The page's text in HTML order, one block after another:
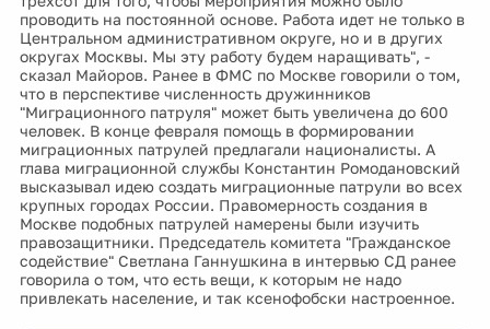
проводить на постоянной основе. Работа идет не только в
Центральном административном округе, но и в других
округах Москвы. Мы эту работу будем наращивать", -
сказал Майоров. Ранее в ФМС по Москве говорили о том,
что в перспективе численность дружинников
"Миграционного патруля" может быть увеличена до 600
человек. В конце февраля помощь в формировании
миграционных патрулей предлагали националисты. А
глава миграционной службы Константин Ромодановский
высказывал идею создать миграционные патрули во всех
крупных городах России. Правомерность создания в
Москве подобных патрулей намерены были изучить
правозащитники. Председатель комитета "Гражданское
содействие" Светлана Ганнушкина в интервью СД ранее
говорила о том, что есть вещи, к которым не надо
привлекать население, и так ксенофобски настроенное.